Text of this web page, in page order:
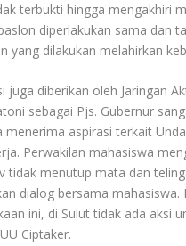
terbukti hingga mengakhiri
diperlakukan sama dan
yang dilakukan melahirkan
juga diberikan oleh Jaringan
sebagai Pjs. Gubernur
menerima aspirasi terkait
Perwakilan mahasiswa
tidak menutup mata dan
dialog bersama mahasiswa.
ini, di Sulut tidak ada aksi
Ciptaker.